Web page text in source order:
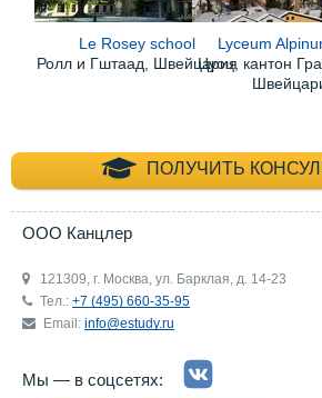
Le Rosey school
Ролл и Гштаад, Швейцария
Lyceum
Цуоц, кантон
ПОЛУЧИТЬ +7
ООО Канцлер
121309, г. Москва, ул. Барклая, д. 14-23
Тел.: +7 (495) 660-35-95
Email: info@estudy.ru
Мы — в соцсетях: